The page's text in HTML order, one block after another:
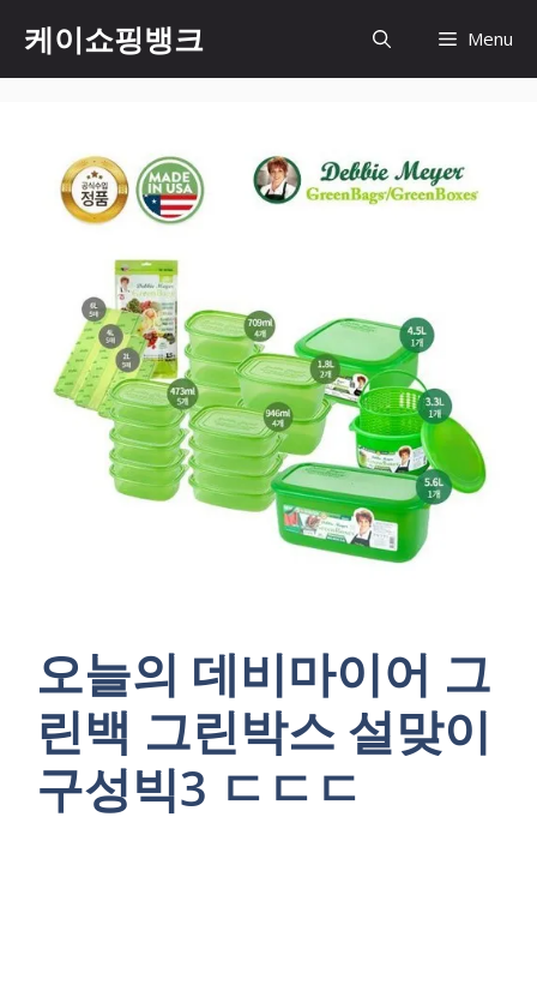
content
케이쇼핑뱅크 Menu
오늘의 데비마이어 그
린백 그린박스 설맞이
구성빅3 ㄷㄷㄷ